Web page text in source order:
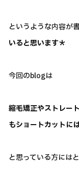
というような内容が
いると思います＊
今回のblogは
縮毛矯正やストレー
もショートカットに
と思っている方には